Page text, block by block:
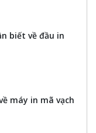
biết về đầu in
máy in mã vạch